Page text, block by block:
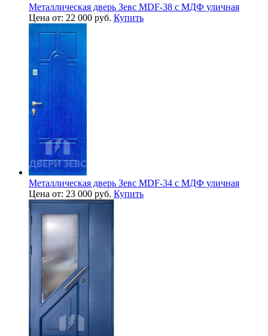
Металлическая дверь Зевс MDF-38 с МДФ уличная
Цена от: 22 000 руб. Купить
Металлическая дверь Зевс MDF-34 с МДФ уличная
Цена от: 23 000 руб. Купить